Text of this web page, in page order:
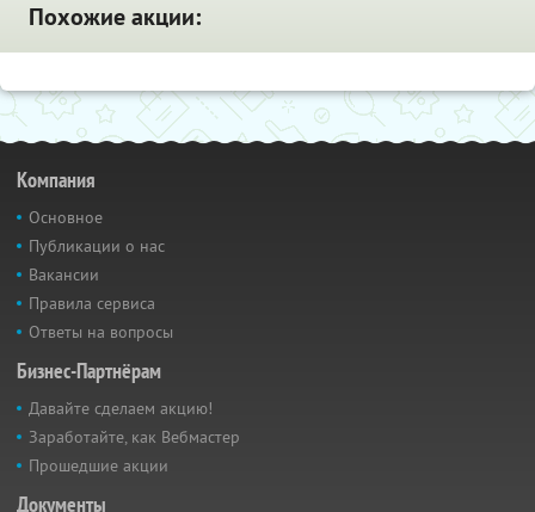
Похожие акции:
Компания
Основное
Публикации о нас
Вакансии
Правила сервиса
Ответы на вопросы
Бизнес-Партнёрам
Давайте сделаем акцию!
Заработайте, как Вебмастер
Прошедшие акции
Документы